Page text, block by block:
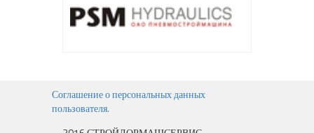
Соглашение о персональных данных
пользователя.